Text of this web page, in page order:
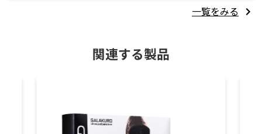
一覧をみる
関連する製品